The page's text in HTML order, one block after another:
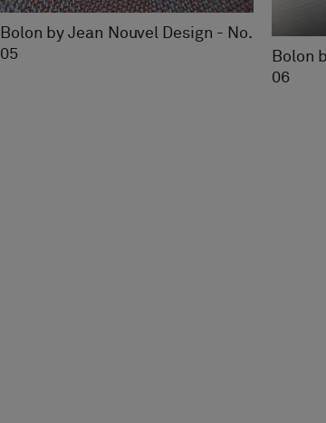
Bolon by Jean Nouvel Design - No.
05
Bolon
06